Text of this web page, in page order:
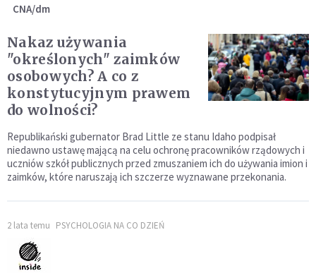
CNA/dm
Nakaz używania
"określonych" zaimków
osobowych? A co z
konstytucyjnym prawem
do wolności?
Republikański gubernator Brad Little ze stanu Idaho podpisał
niedawno ustawę mającą na celu ochronę pracowników rządowych i
uczniów szkół publicznych przed zmuszaniem ich do używania imion i
zaimków, które naruszają ich szczerze wyznawane przekonania.
2 lata temu PSYCHOLOGIA NA CO DZIEŃ